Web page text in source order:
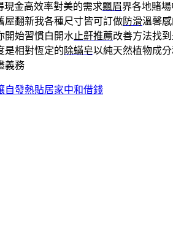
現金高效率對美的需求飄眉界各地賭
屋翻新我各種尺寸皆可訂做防滑溫馨
開始習慣白開水 止鼾推薦改善方法找
是相對恆定的除蟎皂以純天然植物成
義務
自發熱貼居家中和借錢